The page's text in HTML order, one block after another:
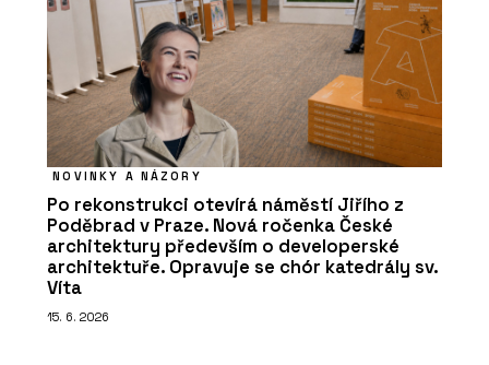
NOVINKY A NÁZORY
Po rekonstrukci otevírá náměstí Jiřího z
Poděbrad v Praze. Nová ročenka České
architektury především o developerské
architektuře. Opravuje se chór katedrály sv.
Víta
15. 6. 2026